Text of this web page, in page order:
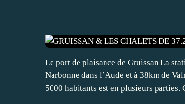
Le port de plaisance de Gruissan La
Narbonne dans l’Aude et à 38km de
5000 habitants est en plusieurs parties.